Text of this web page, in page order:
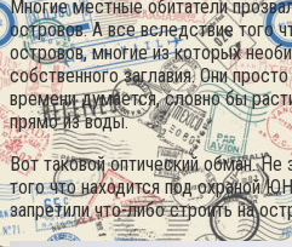
Многие местные обитатели
островов. А все вследствие того
островов, многие из которых
собственного заглавия. Они
времени думается, словно бы
прямо из воды.
Вот таковой оптический обман. Не
того что находится под охраной
запретили что-либо строить на